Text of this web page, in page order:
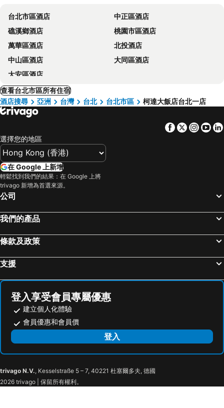
台北市區酒店
中正區酒店
礁溪鄉酒店
桃園市區酒店
萬華區酒店
北投酒店
中山區酒店
大同區酒店
大安區酒店
查看台北市區所有住宿
酒店搜尋
亞洲 台灣 台北 台北市區 柯達大飯店台北一店
Facebook
Twitter
選擇您的地區
在 Google 上新增
輕鬆找到我們的結果：在 Google 上將
trivago 新增為首選來源。
公司
我們的產品
條款及政策
支援
登入享受會員專屬優惠
建立個人化體驗
會員優惠和會員價
登入
trivago N.V., Kesselstraße 5 – 7, 40221 杜塞爾多夫, 德國
2026 trivago | 保留所有權利。